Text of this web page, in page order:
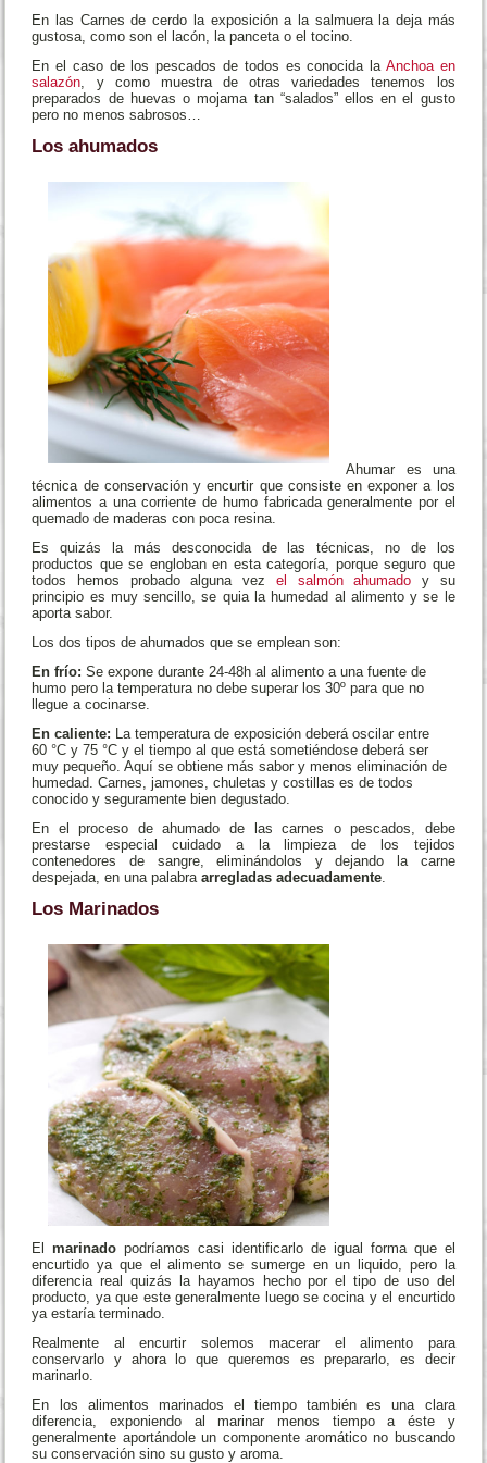
En las Carnes de cerdo la exposición a la salmuera la deja más
gustosa, como son el lacón, la panceta o el tocino.
En el caso de los pescados de todos es conocida la Anchoa en
salazón , y como muestra de otras variedades tenemos los
preparados de huevas o mojama tan “salados” ellos en el gusto
pero no menos sabrosos…
Los ahumados
Ahumar es una
técnica de conservación y encurtir que consiste en exponer a los
alimentos a una corriente de humo fabricada generalmente por el
quemado de maderas con poca resina.
Es quizás la más desconocida de las técnicas, no de los
productos que se engloban en esta categoría, porque seguro que
todos hemos probado alguna vez el salmón ahumado y su
principio es muy sencillo, se quia la humedad al alimento y se le
aporta sabor.
Los dos tipos de ahumados que se emplean son:
En frío: Se expone durante 24-48h al alimento a una fuente de
humo pero la temperatura no debe superar los 30º para que no
llegue a cocinarse.
En caliente: La temperatura de exposición deberá oscilar entre
60 °C y 75 °C y el tiempo al que está sometiéndose deberá ser
muy pequeño. Aquí se obtiene más sabor y menos eliminación de
humedad. Carnes, jamones, chuletas y costillas es de todos
conocido y seguramente bien degustado.
En el proceso de ahumado de las carnes o pescados, debe
prestarse especial cuidado a la limpieza de los tejidos
contenedores de sangre, eliminándolos y dejando la carne
despejada, en una palabraarregladas adecuadamente
Los Marinados
Elmarinado podríamos casi identificarlo de igual forma que el
encurtido ya que el alimento se sumerge en un liquido, pero la
diferencia real quizás la hayamos hecho por el tipo de uso del
producto, ya que este generalmente luego se cocina y el encurtido
ya estaría terminado.
Realmente al encurtir solemos macerar el alimento para
conservarlo y ahora lo que queremos es prepararlo, es decir
marinarlo.
En los alimentos marinados el tiempo también es una clara
diferencia, exponiendo al marinar menos tiempo a éste y
generalmente aportándole un componente aromático no buscando
su conservación sino su gusto y aroma.